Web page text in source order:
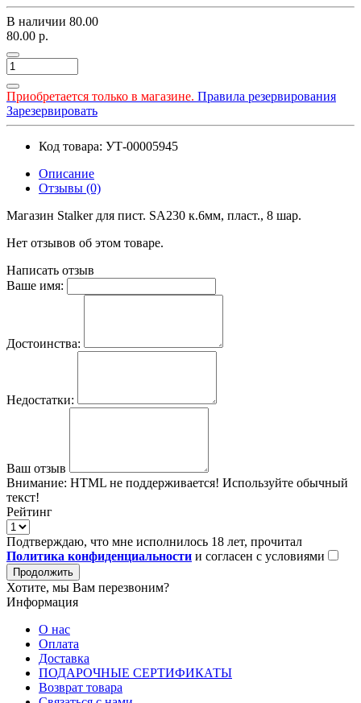
В наличии 80.00
80.00 р.
Приобретается только в магазине. Правила резервирования
Зарезервировать
Код товара: УТ-00005945
Описание
Отзывы (0)
Магазин Stalker для пист. SA230 к.6мм, пласт., 8 шар.
Нет отзывов об этом товаре.
Написать отзыв
Ваше имя:
Достоинства:
Недостатки:
Ваш отзыв
Внимание: HTML не поддерживается! Используйте обычный
текст!
Рейтинг
Подтверждаю, что мне исполнилось 18 лет, прочитал
Политика конфиденциальности и согласен с условиями
Продолжить
Хотите, мы Вам перезвоним?
Информация
О нас
Оплата
Доставка
ПОДАРОЧНЫЕ СЕРТИФИКАТЫ
Возврат товара